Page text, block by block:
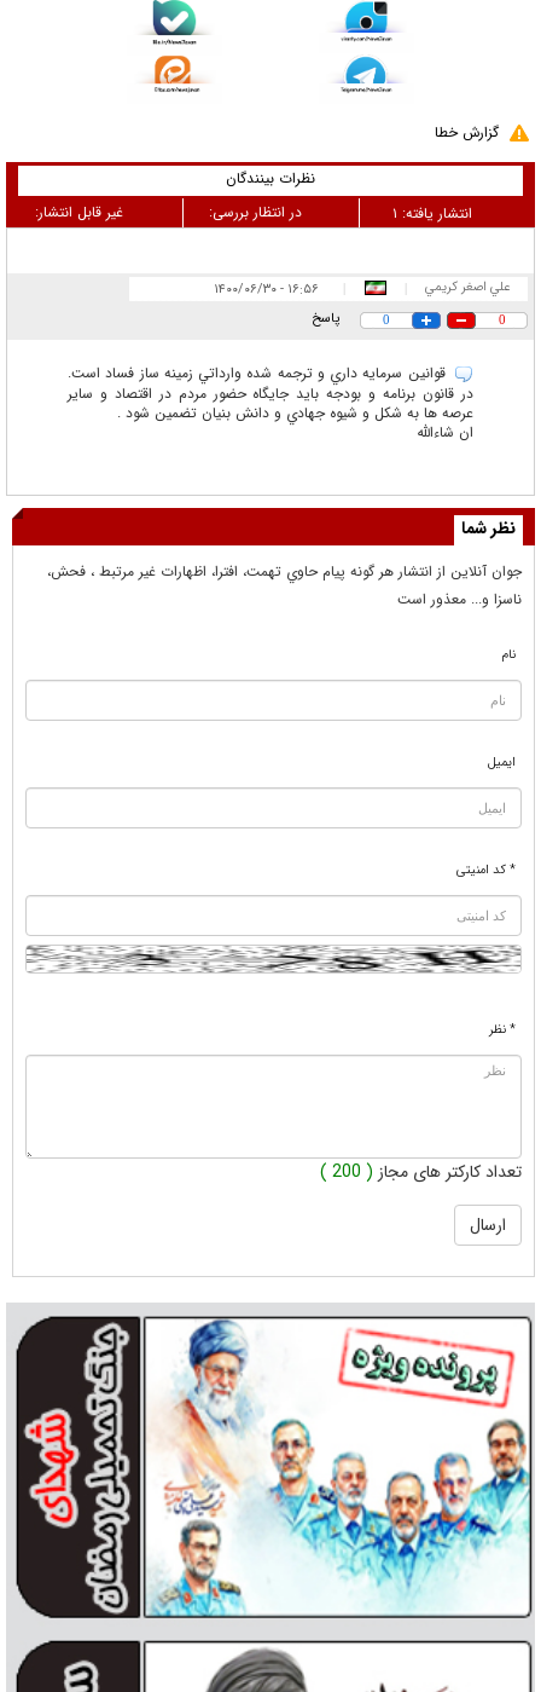
گزارش خطا
نظرات بینندگان
غیر قابل انتشار:
در انتظار بررسی: انتشار یافته: ۱
علي اصغر كريمي ۱۶:۵۶ - ۱۴۰۰/۰۶/۳۰
0
0 پاسخ
قوانين سرمايه داري و ترجمه شده وارداتي زمينه ساز فساد است.
در قانون برنامه و بودجه بايد جايگاه حضور مردم در اقتصاد و ساير
عرصه ها به شكل و شيوه جهادي و دانش بنيان تضمين شود .
ان شاءالله
نظر شما
جوان آنلاين از انتشار هر گونه پيام حاوي تهمت، افترا، اظهارات غير مرتبط ، فحش،
ناسزا و... معذور است
نام
ایمیل
* کد امنیتی
* نظر
تعداد کارکتر های مجاز ( 200 )